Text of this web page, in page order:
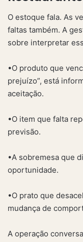
O estoque fala. As
faltas também. A
sobre interpretar
•O produto que
prejuízo”, está
aceitação.
•O item que falta
previsão.
•A sobremesa que
oportunidade.
•O prato que
mudança de
A operação